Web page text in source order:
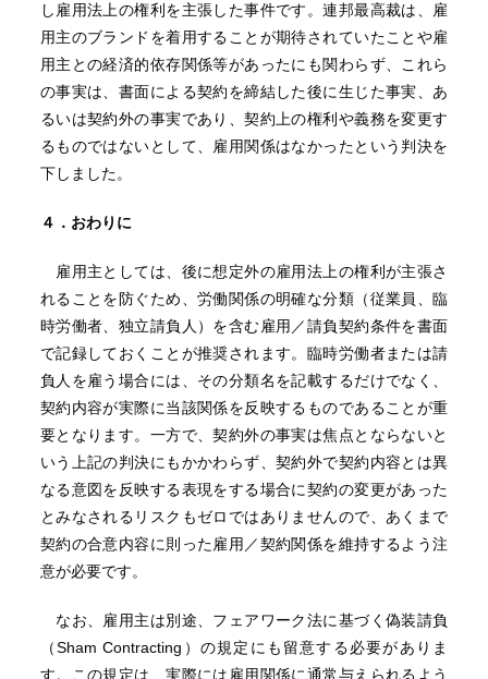
し雇用法上の権利を主張した事件です。連邦最高裁は、雇
用主のブランドを着用することが期待されていたことや雇
用主との経済的依存関係等があったにも関わらず、これら
の事実は、書面による契約を締結した後に生じた事実、あ
るいは契約外の事実であり、契約上の権利や義務を変更す
るものではないとして、雇用関係はなかったという判決を
下しました。
４．おわりに
雇用主としては、後に想定外の雇用法上の権利が主張さ
れることを防ぐため、労働関係の明確な分類（従業員、臨
時労働者、独立請負人）を含む雇用／請負契約条件を書面
で記録しておくことが推奨されます。臨時労働者または請
負人を雇う場合には、その分類名を記載するだけでなく、
契約内容が実際に当該関係を反映するものであることが重
要となります。一方で、契約外の事実は焦点とならないと
いう上記の判決にもかかわらず、契約外で契約内容とは異
なる意図を反映する表現をする場合に契約の変更があった
とみなされるリスクもゼロではありませんので、あくまで
契約の合意内容に則った雇用／契約関係を維持するよう注
意が必要です。
なお、雇用主は別途、フェアワーク法に基づく偽装請負
（Sham Contracting）の規定にも留意する必要がありま
す。この規定は、実際には雇用関係に通常与えられるよう